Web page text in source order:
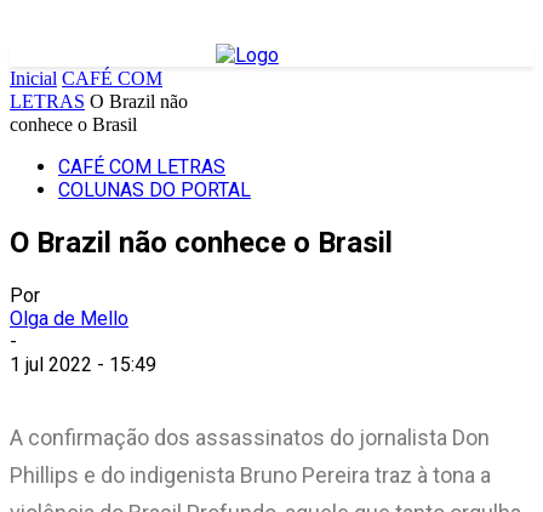
Inicial CAFÉ COM
LETRAS O Brazil não
conhece o Brasil
CAFÉ COM LETRAS
COLUNAS DO PORTAL
O Brazil não conhece o Brasil
Por
Olga de Mello
-
1 jul 2022 - 15:49
A confirmação dos assassinatos do jornalista Don
Phillips e do indigenista Bruno Pereira traz à tona a